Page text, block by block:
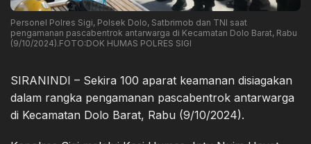
Personel Polres Sigi, Polsek Dolo, Satbrimob dan TNI saat
pengamanan pascabentrok antarwarga di Kecamatan Dolo Barat, Rabu
(9/10/2024).FOTO:DOK HUMAS POLRES SIGI
SIRANINDI – Sekira 100 aparat keamanan disiagakan
dalam rangka pengamanan pascabentrok antarwarga
di Kecamatan Dolo Barat, Rabu (9/10/2024).